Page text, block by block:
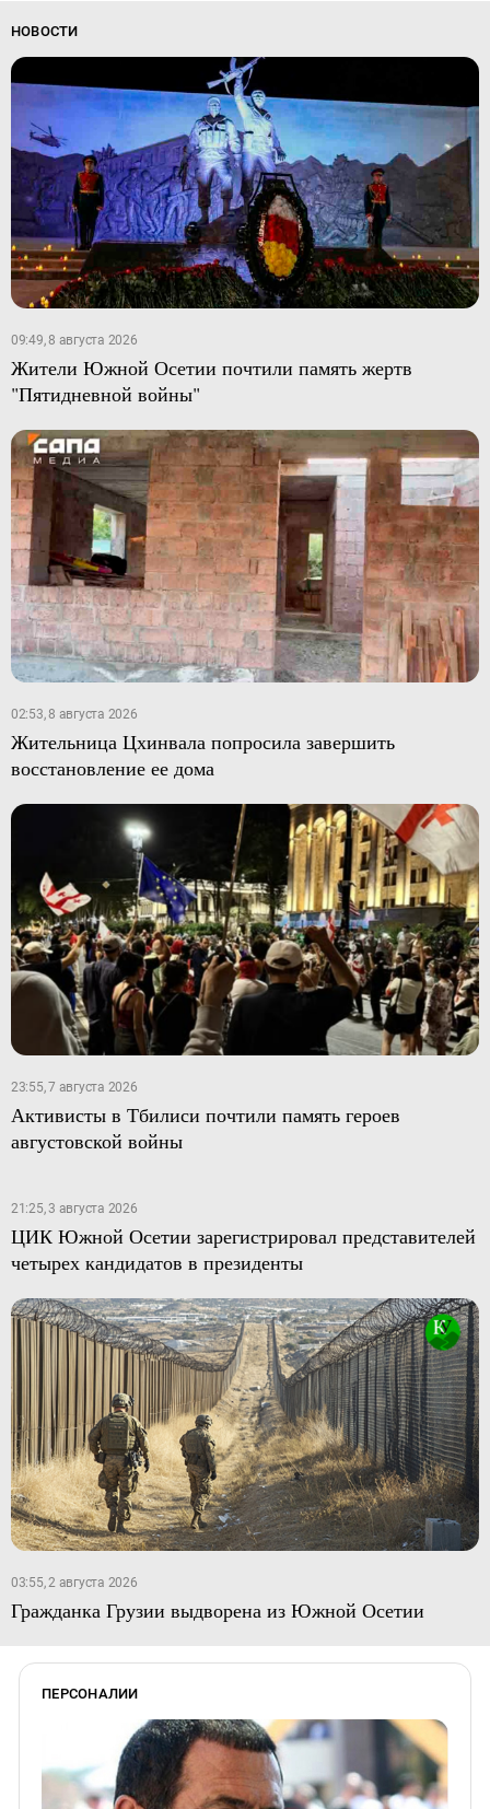
НОВОСТИ
09:49, 8 августа 2026
Жители Южной Осетии почтили память жертв
"Пятидневной войны"
02:53, 8 августа 2026
Жительница Цхинвала попросила завершить
восстановление ее дома
23:55, 7 августа 2026
Активисты в Тбилиси почтили память героев
августовской войны
21:25, 3 августа 2026
ЦИК Южной Осетии зарегистрировал представителей
четырех кандидатов в президенты
03:55, 2 августа 2026
Гражданка Грузии выдворена из Южной Осетии
ПЕРСОНАЛИИ